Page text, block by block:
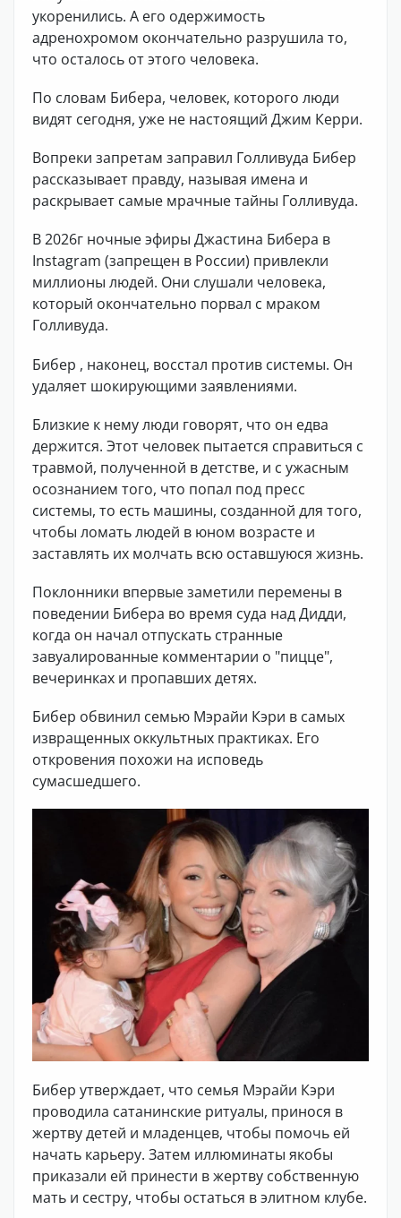
укоренились. А его одержимость
адренохромом окончательно разрушила то,
что осталось от этого человека.
По словам Бибера, человек, которого люди
видят сегодня, уже не настоящий Джим Керри.
Вопреки запретам заправил Голливуда Бибер
рассказывает правду, называя имена и
раскрывает самые мрачные тайны Голливуда.
В 2026г ночные эфиры Джастина Бибера в
Instagram (запрещен в России) привлекли
миллионы людей. Они слушали человека,
который окончательно порвал с мраком
Голливуда.
Бибер , наконец, восстал против системы. Он
удаляет шокирующими заявлениями.
Близкие к нему люди говорят, что он едва
держится. Этот человек пытается справиться с
травмой, полученной в детстве, и с ужасным
осознанием того, что попал под пресс
системы, то есть машины, созданной для того,
чтобы ломать людей в юном возрасте и
заставлять их молчать всю оставшуюся жизнь.
Поклонники впервые заметили перемены в
поведении Бибера во время суда над Дидди,
когда он начал отпускать странные
завуалированные комментарии о "пицце",
вечеринках и пропавших детях.
Бибер обвинил семью Мэрайи Кэри в самых
извращенных оккультных практиках. Его
откровения похожи на исповедь
сумасшедшего.
Бибер утверждает, что семья Мэрайи Кэри
проводила сатанинские ритуалы, принося в
жертву детей и младенцев, чтобы помочь ей
начать карьеру. Затем иллюминаты якобы
приказали ей принести в жертву собственную
мать и сестру, чтобы остаться в элитном клубе.